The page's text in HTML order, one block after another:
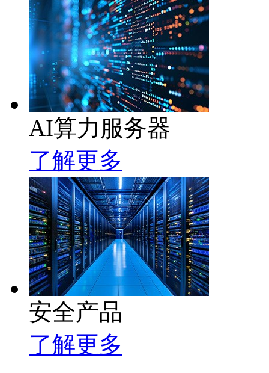
AI算力服务器
了解更多
安全产品
了解更多